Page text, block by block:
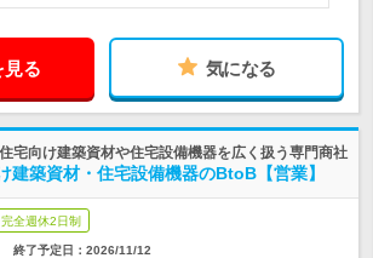
見る 気になる
宅向け建築資材や住宅設備機器を広く扱う専門商社
建築資材・住宅設備機器のBtoB【営業】
完全週休2日制
終了予定日： 2026/11/12